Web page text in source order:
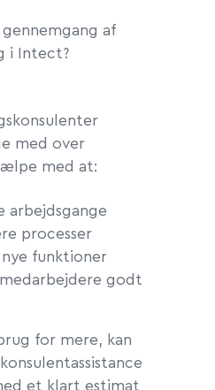
af
i Intect?
med over
med at:
arbejdsgange
processer
nye funktioner
godt
for mere, kan
et klart estimat